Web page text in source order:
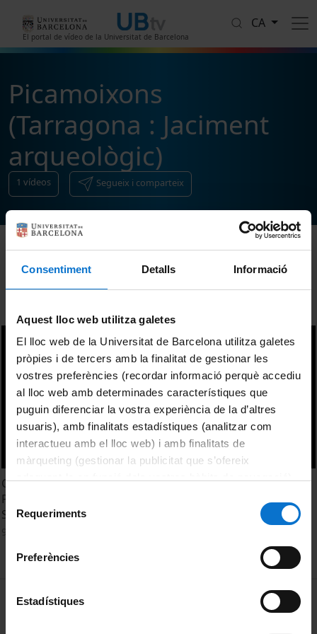
Consentiment Detalls Informació
Aquest lloc web utilitza galetes
El lloc web de la Universitat de Barcelona utilitza galetes
pròpies i de tercers amb la finalitat de gestionar les
vostres preferències (recordar informació perquè accediu
al lloc web amb determinades característiques que
puguin diferenciar la vostra experiència de la d’altres
usuaris), amb finalitats estadístiques (analitzar com
interactueu amb el lloc web) i amb finalitats de
màrqueting (gestionar la publicitat que s’ofereix
consultar laPolítica de galetes del lloc web de la
Selecció
de Requeriments
Preferències
Estadístiques
El portal de vídeo de la Universitat de Barcelona
CA
Picamoixons
(Tarragona : Jaciment
arqueològic)
1 vídeos Segueix i comparteix
Ordenar
Characterization of the lithic resources of the
Picamoixons site (Tarragona, NE Iberian Peninsula). María
Soto
MENÚ PEU 1